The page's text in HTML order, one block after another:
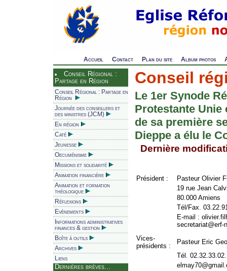
Accueil Contact Plan du site Album photos
Conseil Régional :
Partage en Région
Conseil Régional : Partage en
Région
Journée des conseillers et
des ministres (JCM)
En région
Caté
Jeunesse
Oecuménisme
Missions et solidarité
Animation financière
Animation et formation
théologique
Réflexions
Evènements
Informations administratives
finances & gestion
Boîte à outils
Archives
Liens
Dernières brèves...
Conseil
Le 1er Synode
Protestante Unie
de sa première
Dieppe a élu le
Dernière
Président :
Pasteur Olivier
19 rue Jean
80.000 Amiens
Tél/Fax.
E-mail :
secretariat@erf-
Vices-
présidents :
Pasteur Eric
Tél.